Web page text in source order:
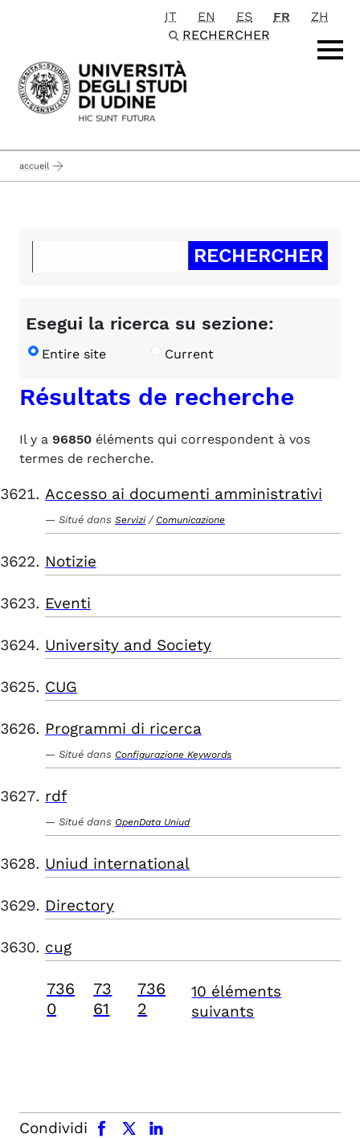
Passa al contenuto principale
IT EN ES FR
ZH
RECHERCHER
accueil
Esegui la ricerca su sezione:
Entire site Current
Résultats de recherche
Il y a 96850 éléments qui correspondent à vos
termes de recherche.
Accesso ai documenti amministrativi
Situé dans Servizi / Comunicazione
Notizie
Eventi
University and Society
CUG
Programmi di ricerca
Situé dans Configurazione Keywords
rdf
Situé dans OpenData Uniud
Uniud international
Directory
cug
736
0
73
61
736
2
10 éléments
suivants
Condividi
facebook x.com linkedin